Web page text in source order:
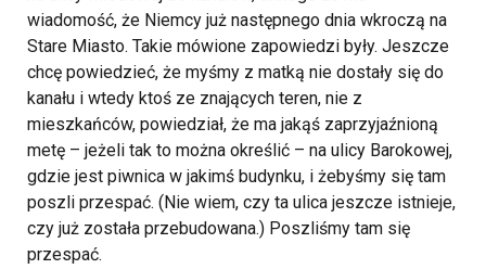
wiadomość, że Niemcy już następnego dnia wkroczą na
Stare Miasto. Takie mówione zapowiedzi były. Jeszcze
chcę powiedzieć, że myśmy z matką nie dostały się do
kanału i wtedy ktoś ze znających teren, nie z
mieszkańców, powiedział, że ma jakąś zaprzyjaźnioną
metę – jeżeli tak to można określić – na ulicy Barokowej,
gdzie jest piwnica w jakimś budynku, i żebyśmy się tam
poszli przespać. (Nie wiem, czy ta ulica jeszcze istnieje,
czy już została przebudowana.) Poszliśmy tam się
przespać.